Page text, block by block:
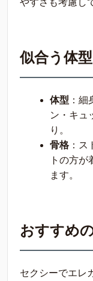
似合う体
体型 ：
ン・キュ
り。
骨格：ス
トの方が
ます。
おすすめ
セクシーでエレ